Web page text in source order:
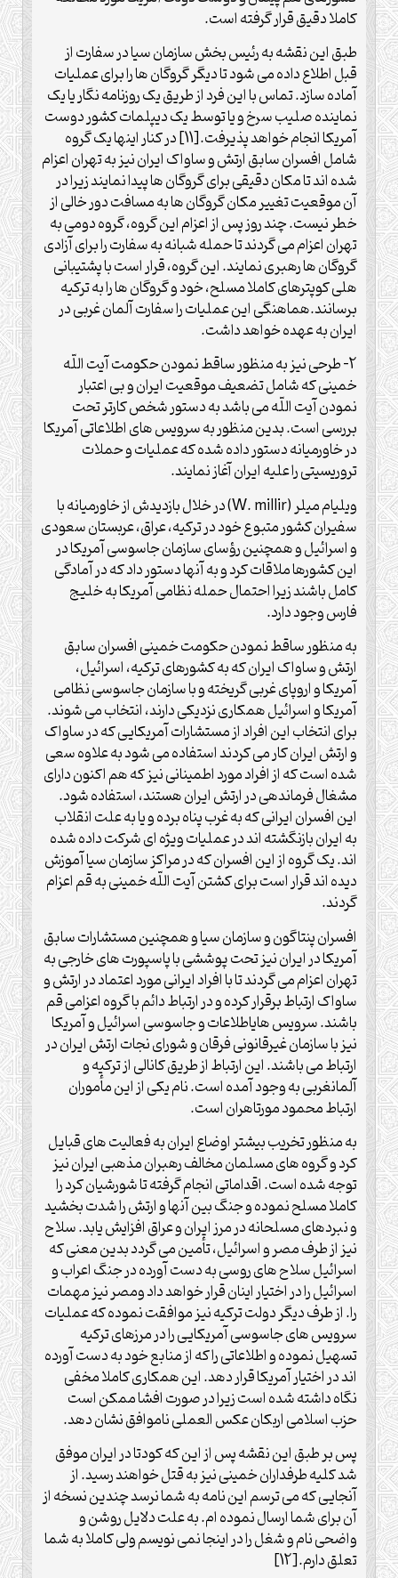
کاملا دقیق قرار گرفته است.
طبق این نقشه به رئیس بخش سازمان سیا در سفارت از
قبل اطلاع داده می شود تا دیگر گروگان ها را برای عملیات
آماده سازد. تماس با این فرد از طریق یک روزنامه نگار یا یک
نماینده صلیب سرخ و یا توسط یک دیپلمات کشور دوست
آمریکا انجام خواهد پذیرفت.[11] در کنار اینها یک گروه
شامل افسران سابق ارتش و ساواک ایران نیز به تهران اعزام
شده اند تا مکان دقیقی برای گروگان ها پیدا نمایند زیرا در
آن موقعیت تغییر مکان گروگان ها به مسافت دور خالی از
خطر نیست. چند روز پس از اعزام این گروه، گروه دومی به
تهران اعزام می گردند تا حمله شبانه به سفارت را برای آزادی
گروگان ها رهبری نمایند. این گروه، قرار است با پشتیبانی
هلی کوپترهای کاملا مسلح، خود و گروگان ها را به ترکیه
برسانند.هماهنگی این عملیات را سفارت آلمان غربی در
ایران به عهده خواهد داشت.
2- طرحی نیز به منظور ساقط نمودن حکومت آیت اللّه
خمینی که شامل تضعیف موقعیت ایران و بی اعتبار
نمودن آیت اللّه می باشد به دستور شخص کارتر تحت
بررسی است. بدین منظور به سرویس های اطلاعاتی آمریکا
در خاورمیانه دستور داده شده که عملیات و حملات
تروریسیتی را علیه ایران آغاز نمایند.
ویلیام میلر (W. millir) در خلال بازدیدش از خاورمیانه با
سفیران کشور متبوع خود در ترکیه، عراق، عربستان سعودی
و اسرائیل و همچنین رؤسای سازمان جاسوسی آمریکا در
این کشورها ملاقات کرد و به آنها دستور داد که در آمادگی
کامل باشند زیرا احتمال حمله نظامی آمریکا به خلیج
فارس وجود دارد.
به منظور ساقط نمودن حکومت خمینی افسران سابق
ارتش و ساواک ایران که به کشورهای ترکیه، اسرائیل،
آمریکا و اروپای غربی گریخته و با سازمان جاسوسی نظامی
آمریکا و اسرائیل همکاری نزدیکی دارند، انتخاب می شوند.
برای انتخاب این افراد از مستشارات آمریکایی که در ساواک
و ارتش ایران کار می کردند استفاده می شود به علاوه سعی
شده است که از افراد مورد اطمینانی نیز که هم اکنون دارای
مشغال فرماندهی در ارتش ایران هستند، استفاده شود.
این افسران ایرانی که به غرب پناه برده و یا به علت انقلاب
به ایران بازنگشته اند در عملیات ویژه ای شرکت داده شده
اند. یک گروه از این افسران که در مراکز سازمان سیا آموزش
دیده اند قرار است برای کشتن آیت اللّه خمینی به قم اعزام
گردند.
افسران پنتاگون و سازمان سیا و همچنین مستشارات سابق
آمریکا در ایران نیز تحت پوششی با پاسپورت های خارجی به
تهران اعزام می گردند تا با افراد ایرانی مورد اعتماد در ارتش و
ساواک ارتباط برقرار کرده و در ارتباط دائم با گروه اعزامی قم
باشند. سرویس هایاطلاعات و جاسوسی اسرائیل و آمریکا
نیز با سازمان غیرقانونی فرقان و شورای نجات ارتش ایران در
ارتباط می باشند. این ارتباط از طریق کانالی از ترکیه و
آلمانغربی به وجود آمده است. نام یکی از این مأموران
ارتباط محمود مورتاهران است.
به منظور تخریب بیشتر اوضاع ایران به فعالیت های قبایل
کرد و گروه های مسلمان مخالف رهبران مذهبی ایران نیز
توجه شده است. اقداماتی انجام گرفته تا شورشیان کرد را
کاملا مسلح نموده و جنگ بین آنها و ارتش را شدت بخشید
و نبردهای مسلحانه در مرز ایران و عراق افزایش یابد. سلاح
نیز از طرف مصر و اسرائیل، تأمین می گردد بدین معنی که
اسرائیل سلاح های روسی به دست آورده در جنگ اعراب و
اسرائیل را در اختیار اینان قرار خواهد داد ومصر نیز مهمات
را. از طرف دیگر دولت ترکیه نیز موافقت نموده که عملیات
سرویس های جاسوسی آمریکایی را در مرزهای ترکیه
تسهیل نموده و اطلاعاتی را که از منابع خود به دست آورده
اند در اختیار آمریکا قرار دهد. این همکاری کاملا مخفی
نگاه داشته شده است زیرا در صورت افشا ممکن است
حزب اسلامی اربکان عکس العملی ناموافق نشان دهد.
پس بر طبق این نقشه پس از این که کودتا در ایران موفق
شد کلیه طرفداران خمینی نیز به قتل خواهند رسید. از
آنجایی که می ترسم این نامه به شما نرسد چندین نسخه از
آن برای شما ارسال نموده ام. به علت دلایل روشن و
واضحی نام و شغل را در اینجا نمی نویسم ولی کاملا به شما
تعلق دارم.[12]